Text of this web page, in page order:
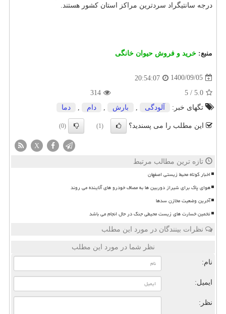
درجه سانتیگراد سردترین مراکز استان کشور هستند.
منبع: خرید و فروش حیوان خانگی
1400/09/05
20:54:07
5.0
/
5
314
تگهای خبر:
آلودگی بارش دام دما
این مطلب را می پسندید؟ (1)
(0)
X
تازه ترین مطالب مرتبط
اخبار کوتاه محیط زیستی اصفهان
هوای پاک برای شیراز دوربین ها به مصاف خودرو های آلاینده می روند
آخرین وضعیت مخازن سدها
تخمین خسارت های زیست محیطی جنگ در حال انجام می باشد
نظرات بینندگان در مورد این مطلب
نظر شما در مورد این مطلب
نام:
ایمیل:
نظر: